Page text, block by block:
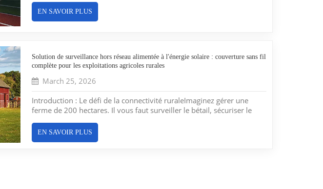
la protection de la vie privée. Cette solution basée sur l'IA et
alimentée par PoE garan...
EN SAVOIR PLUS
Solution de surveillance hors réseau alimentée à l'énergie solaire : couverture sans fil
complète pour les exploitations agricoles rurales
March 25, 2026
Introduction : Le défi de la connectivité ruraleImaginez gérer une
ferme de 200 hectares. Il vous faut surveiller le bétail, sécuriser le
n'y a ni réseau électrique, ni connexion internet. La ligne électrique la
plus proche se tro...
EN SAVOIR PLUS